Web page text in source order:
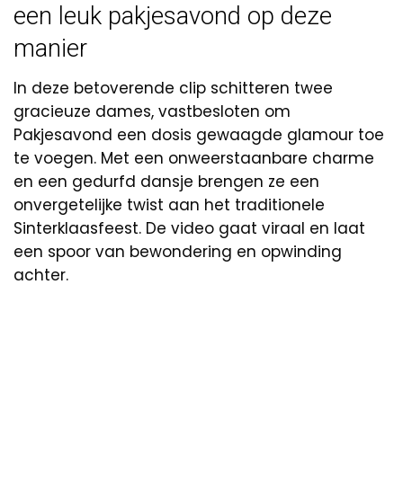
een leuk pakjesavond op deze
manier
In deze betoverende clip schitteren twee
gracieuze dames, vastbesloten om
Pakjesavond een dosis gewaagde glamour toe
te voegen. Met een onweerstaanbare charme
en een gedurfd dansje brengen ze een
onvergetelijke twist aan het traditionele
Sinterklaasfeest. De video gaat viraal en laat
een spoor van bewondering en opwinding
achter.